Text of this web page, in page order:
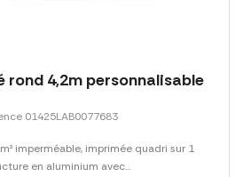
rond 4,2m personnalisable
01425LAB0077683
imperméable, imprimée quadri sur 1
en aluminium avec...